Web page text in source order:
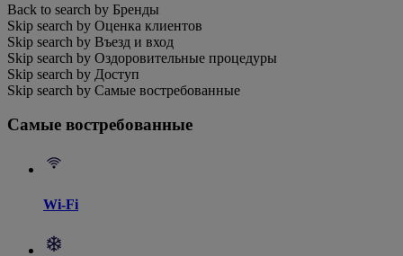
Back to search by Бренды
Skip search by Оценка клиентов
Skip search by Въезд и вход
Skip search by Оздоровительные процедуры
Skip search by Доступ
Skip search by Самые востребованные
Самые востребованные
Wi-Fi